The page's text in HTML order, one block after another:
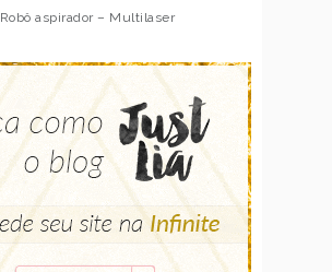
Robô aspirador – Multilaser